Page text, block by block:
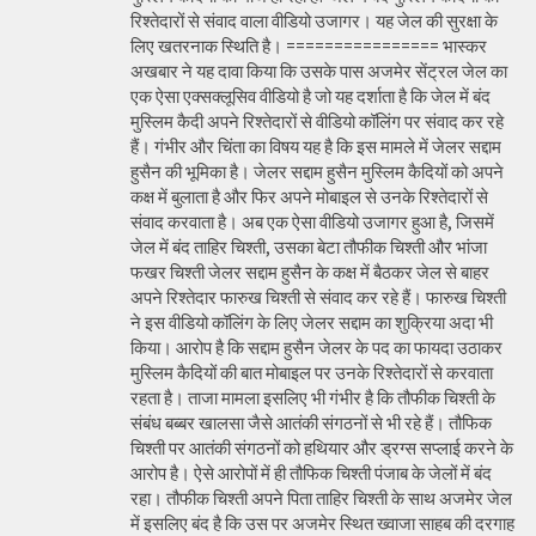
रिश्तेदारों से संवाद वाला वीडियो उजागर। यह जेल की सुरक्षा के
लिए खतरनाक स्थिति है। ================ भास्कर
अखबार ने यह दावा किया कि उसके पास अजमेर सेंट्रल जेल का
एक ऐसा एक्सक्लूसिव वीडियो है जो यह दर्शाता है कि जेल में बंद
मुस्लिम कैदी अपने रिश्तेदारों से वीडियो कॉलिंग पर संवाद कर रहे
हैं। गंभीर और चिंता का विषय यह है कि इस मामले में जेलर सद्दाम
हुसैन की भूमिका है। जेलर सद्दाम हुसैन मुस्लिम कैदियों को अपने
कक्ष में बुलाता है और फिर अपने मोबाइल से उनके रिश्तेदारों से
संवाद करवाता है। अब एक ऐसा वीडियो उजागर हुआ है, जिसमें
जेल में बंद ताहिर चिश्ती, उसका बेटा तौफीक चिश्ती और भांजा
फखर चिश्ती जेलर सद्दाम हुसैन के कक्ष में बैठकर जेल से बाहर
अपने रिश्तेदार फारुख चिश्ती से संवाद कर रहे हैं। फारुख चिश्ती
ने इस वीडियो कॉलिंग के लिए जेलर सद्दाम का शुक्रिया अदा भी
किया। आरोप है कि सद्दाम हुसैन जेलर के पद का फायदा उठाकर
मुस्लिम कैदियों की बात मोबाइल पर उनके रिश्तेदारों से करवाता
रहता है। ताजा मामला इसलिए भी गंभीर है कि तौफीक चिश्ती के
संबंध बब्बर खालसा जैसे आतंकी संगठनों से भी रहे हैं। तौफिक
चिश्ती पर आतंकी संगठनों को हथियार और ड्रग्स सप्लाई करने के
आरोप है। ऐसे आरोपों में ही तौफिक चिश्ती पंजाब के जेलों में बंद
रहा। तौफीक चिश्ती अपने पिता ताहिर चिश्ती के साथ अजमेर जेल
में इसलिए बंद है कि उस पर अजमेर स्थित ख्वाजा साहब की दरगाह